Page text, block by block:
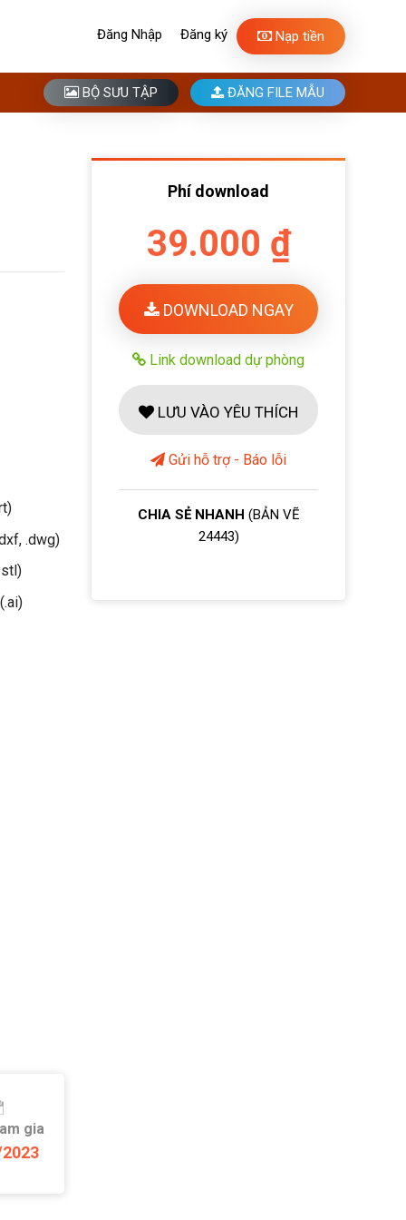
Đăng Nhập Đăng ký Nạp tiền
BỘ SƯU TẬP ĐĂNG FILE MẪU
.dwg)
gia
Phí download
39.000 ₫
DOWNLOAD NGAY
Link download dự phòng
LƯU VÀO YÊU THÍCH
Gửi hỗ trợ - Báo lỗi
CHIA SẺ NHANH (BẢN VẼ
24443)